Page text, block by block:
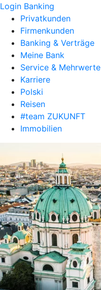
Login Banking
Privatkunden
Firmenkunden
Banking & Verträge
Meine Bank
Service & Mehrwerte
Karriere
Polski
Reisen
#team ZUKUNFT
Immobilien